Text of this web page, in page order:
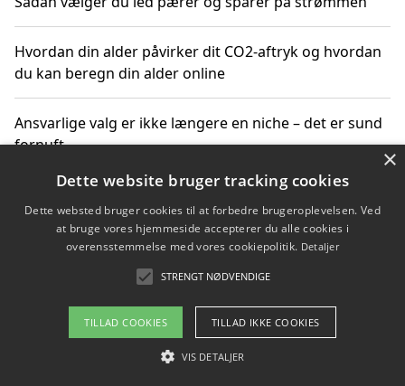
Hvordan din alder påvirker dit CO2-aftryk og hvordan
du kan beregn din alder online
Ansvarlige valg er ikke længere en niche – det er sund
fornuft
Sådan kan du handle bæredygtigt og bestil med
faktura
Om / kontakt
Blog Betingelser
×
Dette website bruger tracking cookies
Dette websted bruger cookies til at forbedre brugeroplevelsen. Ved
at bruge vores hjemmeside accepterer du alle cookies i
overensstemmelse med vores cookiepolitik. Detaljer
STRENGT NØDVENDIGE
TILLAD COOKIES TILLAD IKKE COOKIES
VIS DETALJER